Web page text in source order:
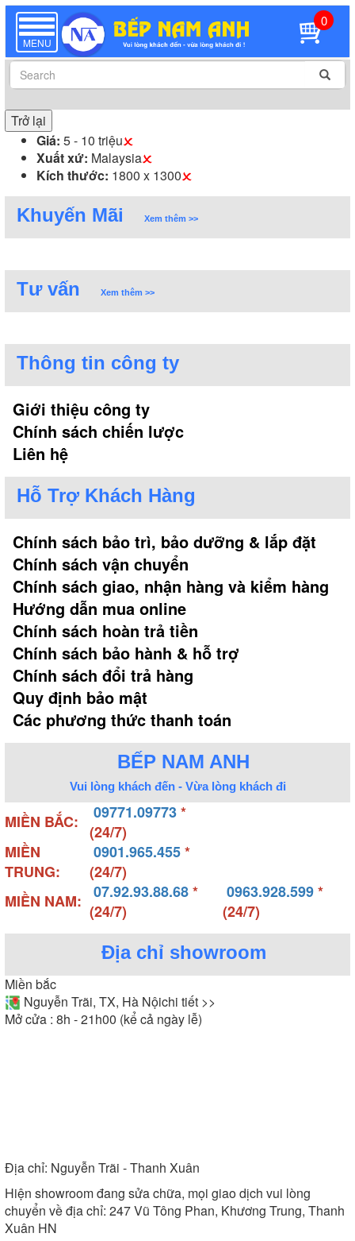
TOGGLE
NAVIGATION
MENU
0
Trở lại
Giá: 5 - 10 triệu
Xuất xứ: Malaysia
Kích thước: 1800 x 1300
Khuyến Mãi Xem thêm >>
Tư vấn Xem thêm >>
Thông tin công ty
Giới thiệu công ty
Chính sách chiến lược
Liên hệ
Hỗ Trợ Khách Hàng
Chính sách bảo trì, bảo dưỡng & lắp đặt
Chính sách vận chuyển
Chính sách giao, nhận hàng và kiểm hàng
Hướng dẫn mua online
Chính sách hoàn trả tiền
Chính sách bảo hành & hỗ trợ
Chính sách đổi trả hàng
Quy định bảo mật
Các phương thức thanh toán
BẾP NAM ANH
Vui lòng khách đến - Vừa lòng khách đi
MIỀN BẮC: 09771.09773*
(24/7)
MIỀN
TRUNG:
0901.965.455*
(24/7)
MIỀN NAM:
07.92.93.88.68*
(24/7)
0963.928.599*
(24/7)
Địa chỉ showroom
Miền bắc
Nguyễn Trãi, TX, Hà Nộichi tiết >>
Mở cửa : 8h - 21h00 (kể cả ngày lễ)
Địa chỉ: Nguyễn Trãi - Thanh Xuân
Hiện showroom đang sửa chữa, mọi giao dịch vui lòng
chuyển về địa chỉ: 247 Vũ Tông Phan, Khương Trung, Thanh
Xuân HN